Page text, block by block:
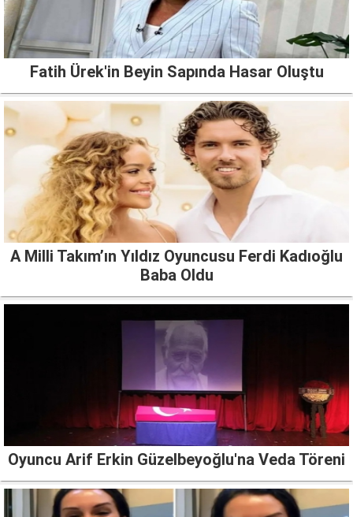
Fatih Ürek'in Beyin Sapında Hasar Oluştu
A Milli Takım’ın Yıldız Oyuncusu Ferdi Kadıoğlu
Baba Oldu
Oyuncu Arif Erkin Güzelbeyoğlu'na Veda Töreni